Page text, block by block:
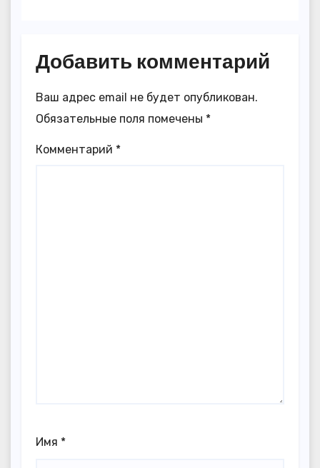
Добавить комментарий
Ваш адрес email не будет опубликован.
Обязательные поля помечены *
Комментарий *
Имя *